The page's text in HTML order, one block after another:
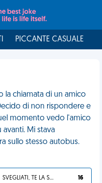
PICCANTE CASUALE
la chiamata di un amico
di non rispondere e
momento vedo l'amico
Mi stava
sullo stesso autobus.
SVEGLIATI, TE LA SEI CERCATA! 16